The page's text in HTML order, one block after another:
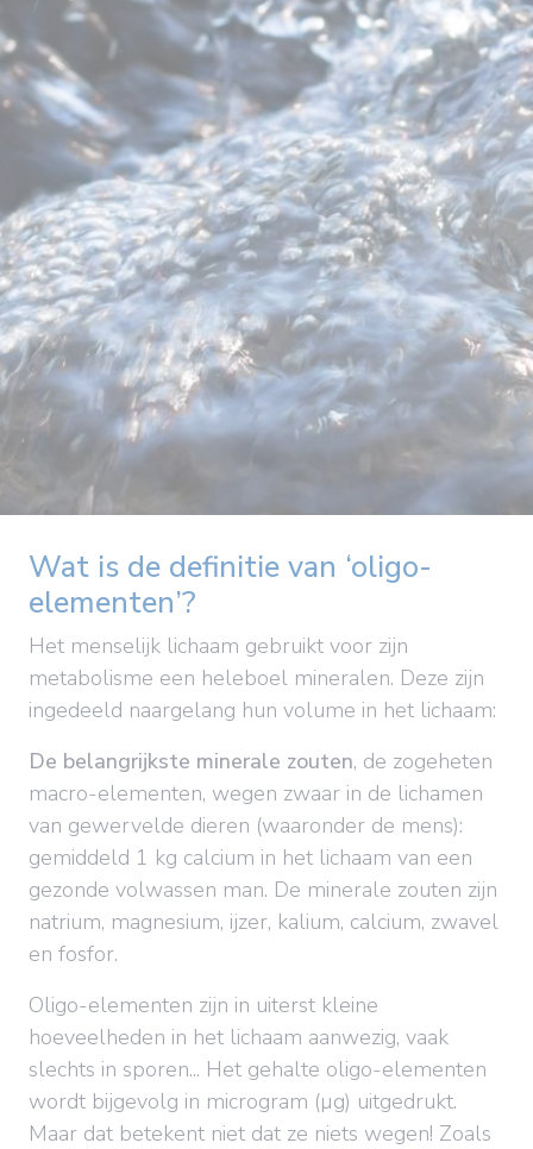
Wat is de definitie van ‘oligo-
elementen’?
Het menselijk lichaam gebruikt voor zijn
metabolisme een heleboel mineralen. Deze zijn
ingedeeld naargelang hun volume in het lichaam:
De belangrijkste minerale zouten, de zogeheten
macro-elementen, wegen zwaar in de lichamen
van gewervelde dieren (waaronder de mens):
gemiddeld 1 kg calcium in het lichaam van een
gezonde volwassen man. De minerale zouten zijn
natrium, magnesium, ijzer, kalium, calcium, zwavel
en fosfor.
Oligo-elementen zijn in uiterst kleine
hoeveelheden in het lichaam aanwezig, vaak
slechts in sporen... Het gehalte oligo-elementen
wordt bijgevolg in microgram (µg) uitgedrukt.
Maar dat betekent niet dat ze niets wegen! Zoals